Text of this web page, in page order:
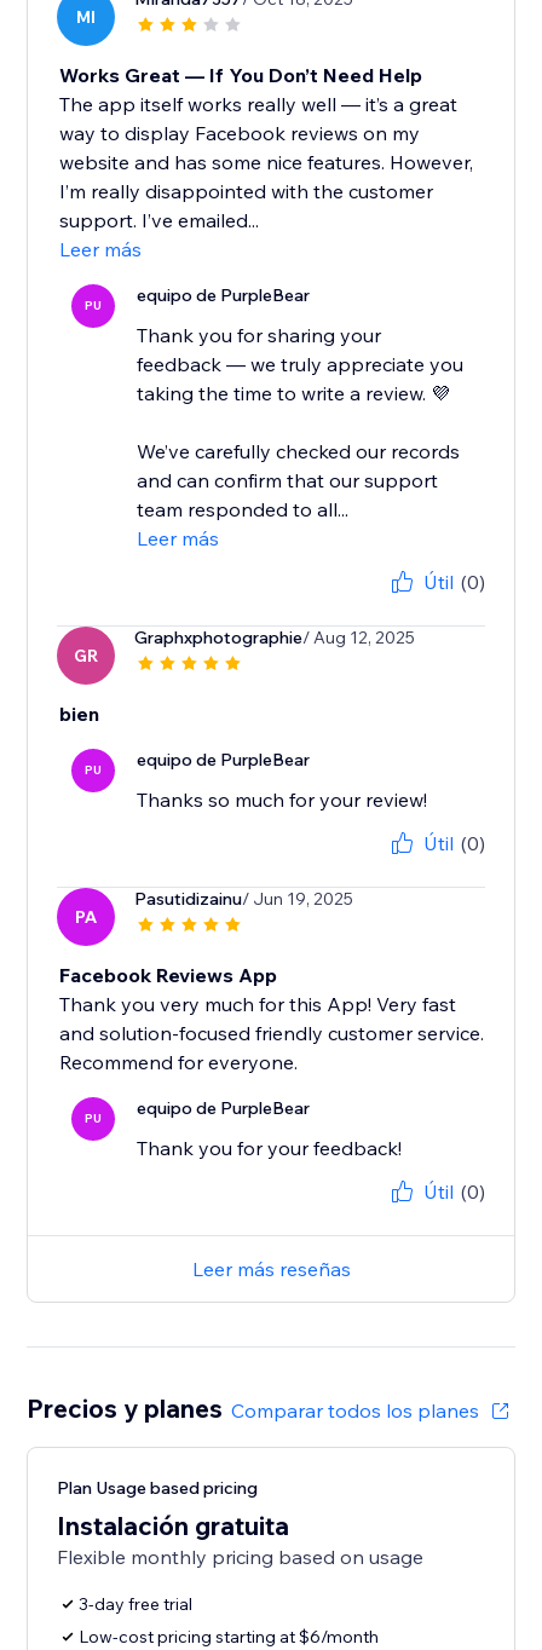
MI
Works Great — If You Don’t Need Help
The app itself works really well — it’s a great
way to display Facebook reviews on my
website and has some nice features. However,
I’m really disappointed with the customer
support. I’ve emailed...
Leer más
PU equipo de PurpleBear
Thank you for sharing your
feedback — we truly appreciate you
taking the time to write a review. 💜
We’ve carefully checked our records
and can confirm that our support
team responded to all...
Leer más
Útil (0)
GR
Graphxphotographie/ Aug 12, 2025
bien
PU equipo de PurpleBear
Thanks so much for your review!
Útil (0)
PA
Pasutidizainu/ Jun 19, 2025
Facebook Reviews App
Thank you very much for this App! Very fast
and solution-focused friendly customer service.
Recommend for everyone.
PU equipo de PurpleBear
Thank you for your feedback!
Útil (0)
Leer más reseñas
Precios y planes Comparar todos los planes
Plan Usage based pricing
Instalación gratuita
Flexible monthly pricing based on usage
3-day free trial
Low-cost pricing starting at $6/month